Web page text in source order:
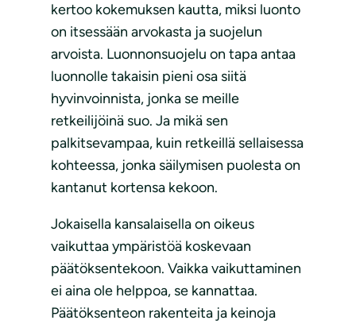
kertoo kokemuksen kautta, miksi luonto
on itsessään arvokasta ja suojelun
arvoista. Luonnonsuojelu on tapa antaa
luonnolle takaisin pieni osa siitä
hyvinvoinnista, jonka se meille
retkeilijöinä suo. Ja mikä sen
palkitsevampaa, kuin retkeillä sellaisessa
kohteessa, jonka säilymisen puolesta on
kantanut kortensa kekoon.
Jokaisella kansalaisella on oikeus
vaikuttaa ympäristöä koskevaan
päätöksentekoon. Vaikka vaikuttaminen
ei aina ole helppoa, se kannattaa.
Päätöksenteon rakenteita ja keinoja